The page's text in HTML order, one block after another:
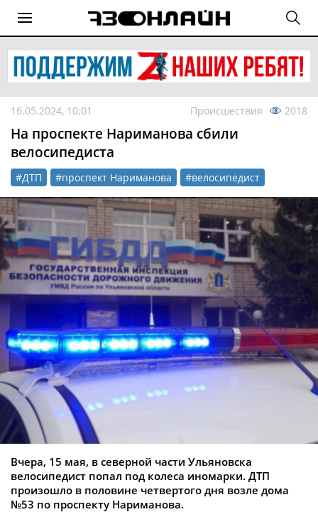
16.05.2024, 10:01 Происшествия 2018
На проспекте Нариманова сбили
велосипедиста
#ДТП #проспект Нариманова #велосипедист
Вчера, 15 мая, в северной части Ульяновска
велосипедист попал под колеса иномарки. ДТП
произошло в половине четвертого дня возле дома
№53 по проспекту Нариманова.